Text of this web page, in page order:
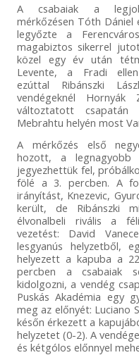
A csabaiak a
mérkőzésen Tóth Dániel
legyőzte a
magabiztos sikerrel
közel egy év után
Levente, a Fradi
ezúttal Ribánszki
vendégeknél
változtatott csapatán
Mebrahtu helyén most
A mérkőzés első
hozott, a legnagyobb
jegyezhettük fel,
fölé a 3. percben. A
irányítást, Knezevic,
került, de Ribánszki
élvonalbeli rivális a
vezetést: David
lesgyanús helyzetből,
helyezett a kapuba a
percben a csabaiak
kidolgozni, a vendég
Puskás Akadémia egy
meg az előnyét: Luciano
későn érkezett a
helyzetet (0-2). A
és kétgólos előnnyel